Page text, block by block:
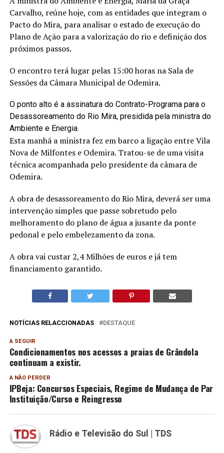
Carvalho, reúne hoje, com as entidades que integram o
Pacto do Mira, para analisar o estado de execução do
Plano de Ação para a valorização do rio e definição dos
próximos passos.
O encontro terá lugar pelas 15:00 horas na Sala de
Sessões da Câmara Municipal de Odemira.
O ponto alto é a assinatura do Contrato-Programa para o
Desassoreamento do Rio Mira, presidida pela ministra do
Ambiente e Energia.
Esta manhã a ministra fez em barco a ligação entre Vila
Nova de Milfontes e Odemira. Tratou-se de uma visita
técnica acompanhada pelo presidente da câmara de
Odemira.
A obra de desassoreamento do Rio Mira, deverá ser uma
intervenção simples que passe sobretudo pelo
melhoramento do plano de água a jusante da ponte
pedonal e pelo embelezamento da zona.
A obra vai custar 2,4 Milhões de euros e já tem
financiamento garantido.
NOTÍCIAS RELACCIONADAS DESTAQUE
A SEGUIR
Condicionamentos nos acessos a praias de Grândola
continuam a existir.
A NÃO PERDER
IPBeja: Concursos Especiais, Regime de Mudança de Par
Instituição/Curso e Reingresso
Rádio e Televisão do Sul | TDS